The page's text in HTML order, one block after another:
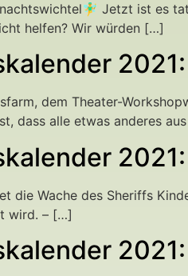
Jetzt ist es
helfen? Wir würden […]
dem Theater-
dass alle etwas anderes
die Wache des Sheriffs
wird. – […]
2021: